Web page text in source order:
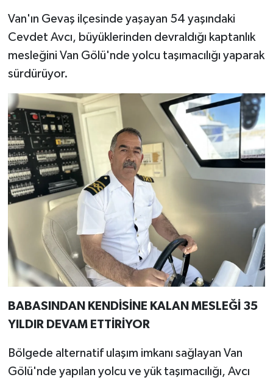
Van'ın Gevaş ilçesinde yaşayan 54 yaşındaki
Cevdet Avcı, büyüklerinden devraldığı kaptanlık
mesleğini Van Gölü'nde yolcu taşımacılığı yaparak
sürdürüyor.
BABASINDAN KENDİSİNE KALAN MESLEĞİ 35
YILDIR DEVAM ETTİRİYOR
Bölgede alternatif ulaşım imkanı sağlayan Van
Gölü'nde yapılan yolcu ve yük taşımacılığı, Avcı